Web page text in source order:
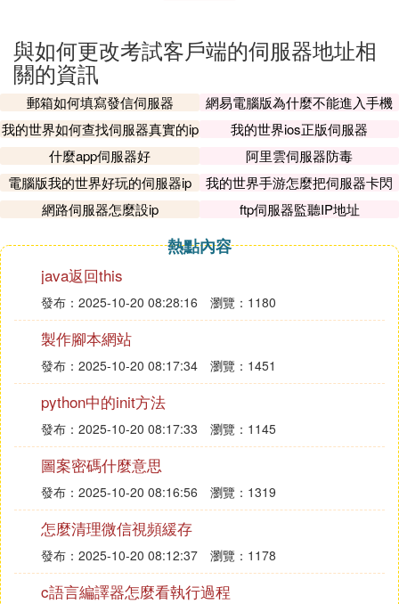
等，這些工作中，有許多步驟需要關閉網站。雖
然看起來很多，但只要規劃好順利和時間，可以
使工作有序而且縮短網站關閉時間。我的做法：
先把程序和數據備份出來，然後聯系服務商提供
新空間的名稱和密碼，這樣，可以先把程序上傳
並把資料庫導入，然後配置好資料庫，並把空間
中需要的配置一並做好。這期間，因為原來的伺
服器還能使用，域名解析也沒有改變，所以網站
。激光切割機接下來，需要關閉網
站來做：解析域名到新的ip地址，域名重新綁
定。這時候網站不能訪問了，但重新解析和綁定
後，一般經過幾分鍾最多十幾分鍾，新伺服器就
可以訪問了。在這等待的時間里，原來伺服器的
內容可以清理一下。這樣整個過程下來，網站就
可以只關閉很短的時間。
最後要提醒的是，在初次選擇伺服器時，考慮盡
量全面些，盡可能避免更換。這個更換伺服器的
步驟和想法，其實說起來也很簡單，只要自己仔
細考慮一下就可以做出正確的步驟選擇，但作為
菜鳥，作為新站長，我想也會有一些人需要這些
經驗，寫出來供象我一樣的新站長借鑒吧。
6. 「卓帆信息技術考試系統」如何設置考
試伺服器！！
與如何更改考試客戶端的伺服器地址相
關的資訊
郵箱如何填寫發信伺服器
網易電腦版為什麼不能進入手機
伺服器
我的世界如何查找伺服器真實的ip
我的世界ios正版伺服器
什麼app伺服器好
阿里雲伺服器防毒
電腦版我的世界好玩的伺服器ip
我的世界手游怎麼把伺服器卡閃
退
網路伺服器怎麼設ip ftp伺服器監聽IP地址
熱點內容
java返回this
發布：2025-10-20 08:28:16 瀏覽：1180
製作腳本網站
發布：2025-10-20 08:17:34 瀏覽：1451
python中的init方法
發布：2025-10-20 08:17:33 瀏覽：1145
圖案密碼什麼意思
發布：2025-10-20 08:16:56 瀏覽：1319
怎麼清理微信視頻緩存
發布：2025-10-20 08:12:37 瀏覽：1178
c語言編譯器怎麼看執行過程